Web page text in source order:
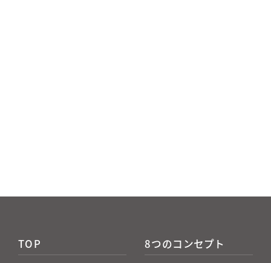
TOP
8つのコンセプト